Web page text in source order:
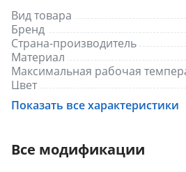
Вид товара
Бренд
Страна-производитель
Материал
Максимальная рабочая
Цвет
Угол, °С
Показать все характеристики
Все модификации